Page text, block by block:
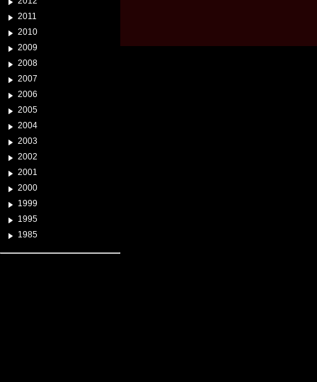
2011
2010
2009
2008
2007
2006
2005
2004
2003
2002
2001
2000
1999
1995
1985